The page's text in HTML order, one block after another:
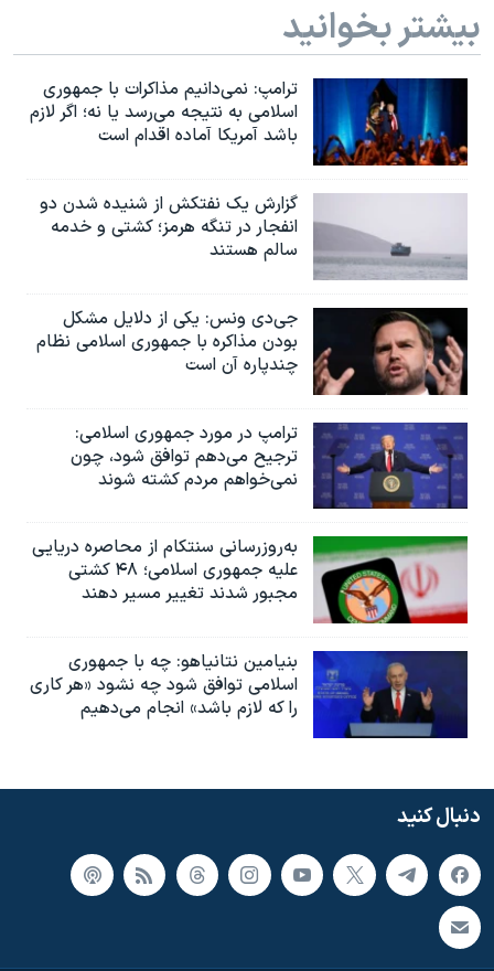
بیشتر بخوانید
ترامپ: نمی‌دانیم مذاکرات با جمهوری
اسلامی به نتیجه می‌رسد یا نه؛ اگر لازم
باشد آمریکا آماده اقدام است
گزارش یک نفتکش از شنیده شدن دو
انفجار در تنگه هرمز؛ کشتی و خدمه
سالم هستند
جی‌دی ونس: یکی از دلایل مشکل
بودن مذاکره با جمهوری اسلامی نظام
چندپاره آن است
ترامپ در مورد جمهوری اسلامی:
ترجیح می‌دهم توافق شود، چون
نمی‌خواهم مردم کشته شوند
به‌روزرسانی سنتکام از محاصره دریایی
علیه جمهوری اسلامی؛ ۴۸ کشتی
مجبور شدند تغییر مسیر دهند
بنیامین نتانیاهو: چه با جمهوری
اسلامی توافق شود چه نشود «هر کاری
را که لازم باشد» انجام می‌دهیم
دنبال کنید